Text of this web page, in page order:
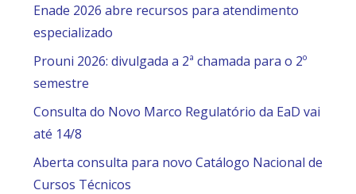
Enade 2026 abre recursos para atendimento
especializado
Prouni 2026: divulgada a 2ª chamada para o 2º
semestre
Consulta do Novo Marco Regulatório da EaD vai
até 14/8
Aberta consulta para novo Catálogo Nacional de
Cursos Técnicos